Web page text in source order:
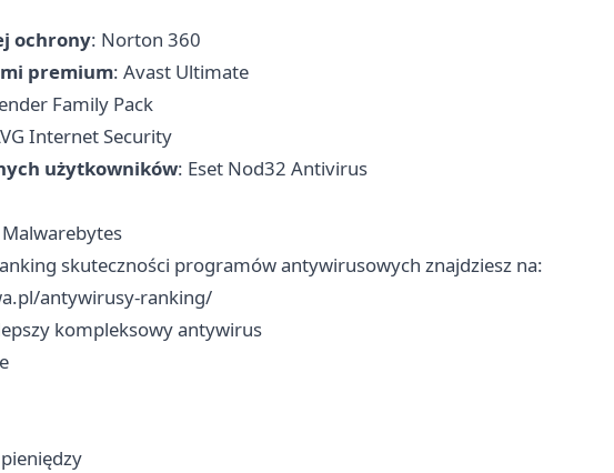
ochrony: Norton 360
premium: Avast Ultimate
Family Pack
Internet Security
użytkowników: Eset Nod32 Antivirus
skuteczności programów antywirusowych znajdziesz na:
antywirusy-ranking/
kompleksowy antywirus